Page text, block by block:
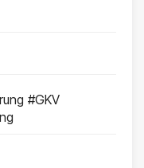
#GKV